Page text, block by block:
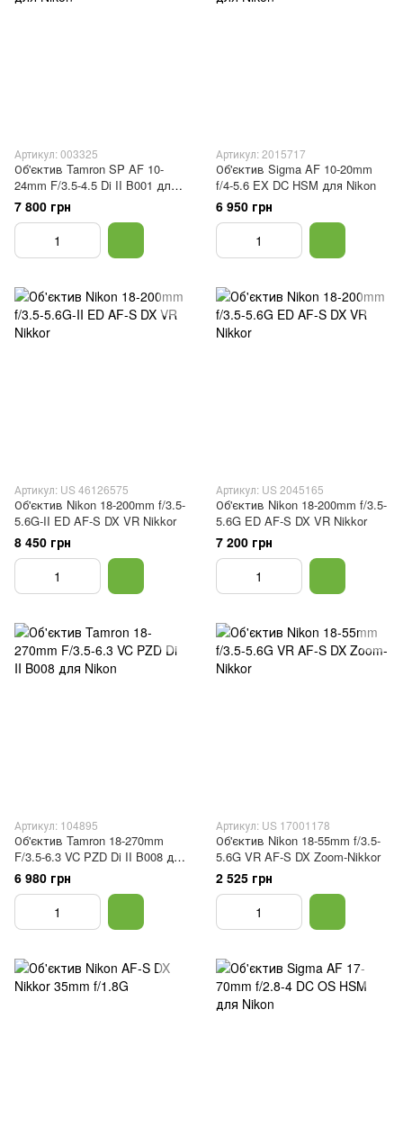
Артикул: 003325
Об'єктив Tamron SP AF 10-
24mm F/3.5-4.5 Di II B001 для
Nikon
7 800 грн
Артикул: 2015717
Об'єктив Sigma AF 10-20mm
f/4-5.6 EX DC HSM для Nikon
6 950 грн
Артикул: US 46126575
Об'єктив Nikon 18-200mm f/3.5-
5.6G-II ED AF-S DX VR Nikkor
8 450 грн
Артикул: US 2045165
Об'єктив Nikon 18-200mm f/3.5-
5.6G ED AF-S DX VR Nikkor
7 200 грн
Артикул: 104895
Об'єктив Tamron 18-270mm
F/3.5-6.3 VC PZD Di II B008 для
Nikon
6 980 грн
Артикул: US 17001178
Об'єктив Nikon 18-55mm f/3.5-
5.6G VR AF-S DX Zoom-Nikkor
2 525 грн